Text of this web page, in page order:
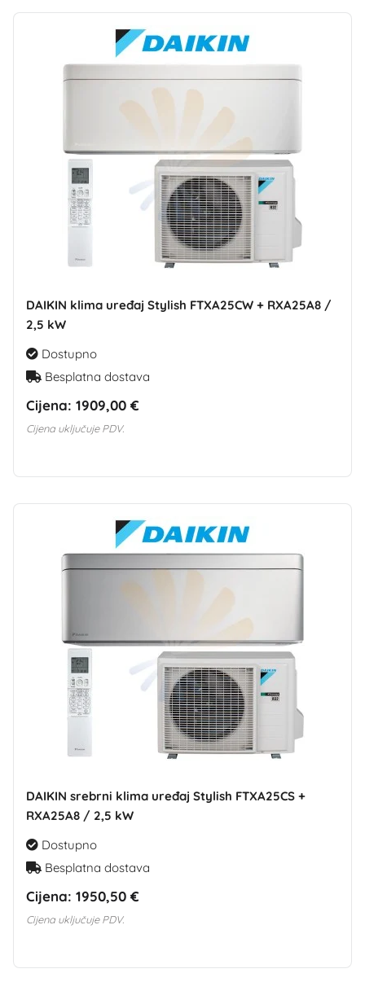
DAIKIN klima uređaj Stylish FTXA25CW + RXA25A8 /
2,5 kW
Dostupno
Besplatna dostava
Cijena: 1909,00 €
Cijena uključuje PDV.
DAIKIN srebrni klima uređaj Stylish FTXA25CS +
RXA25A8 / 2,5 kW
Dostupno
Besplatna dostava
Cijena: 1950,50 €
Cijena uključuje PDV.